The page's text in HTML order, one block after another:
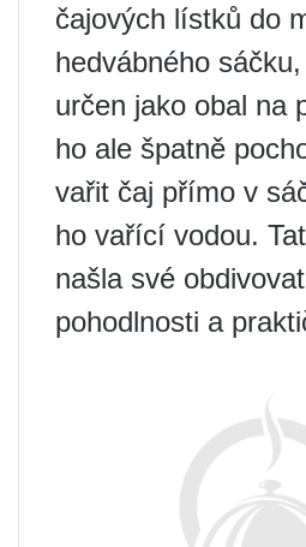
čajových lístků do
hedvábného
určen jako obal na
ho ale špatně
vařit čaj přímo v
ho vařící vodou.
našla své
pohodlnosti a